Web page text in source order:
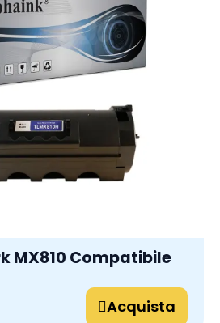
MX810 Compatibile
Acquista